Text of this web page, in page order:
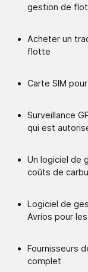
gestion de
Acheter un
flotte
Carte SIM
Surveillance
qui est
Un logiciel de
coûts de
Logiciel de
Avrios pour
Fournisseurs
complet